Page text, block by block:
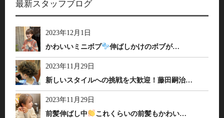
最新スタッフブログ
2023年12月1日
かわいいミニボブ
伸ばしかけのボブが…
2023年11月29日
新しいスタイルへの挑戦を大歓迎！藤田嗣治…
2023年11月29日
前髪伸ばし中
これくらいの前髪もかわい…